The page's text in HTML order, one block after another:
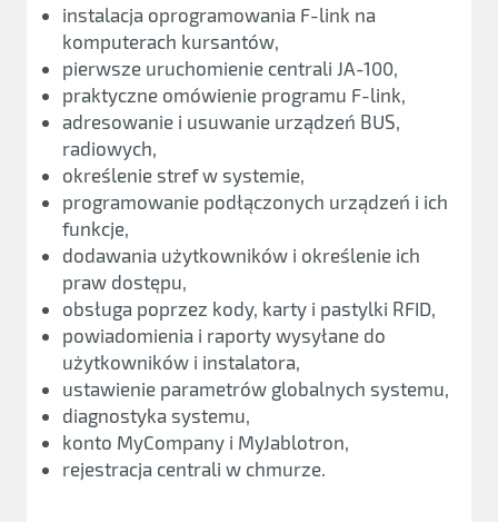
instalacja oprogramowania F-link na
komputerach kursantów,
pierwsze uruchomienie centrali JA-100,
praktyczne omówienie programu F-link,
adresowanie i usuwanie urządzeń BUS,
radiowych,
określenie stref w systemie,
programowanie podłączonych urządzeń i ich
funkcje,
dodawania użytkowników i określenie ich
praw dostępu,
obsługa poprzez kody, karty i pastylki RFID,
powiadomienia i raporty wysyłane do
użytkowników i instalatora,
ustawienie parametrów globalnych systemu,
diagnostyka systemu,
konto MyCompany i MyJablotron,
rejestracja centrali w chmurze.